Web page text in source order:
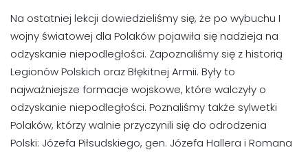
Na ostatniej lekcji dowiedzieliśmy się, że po wybuchu I
wojny światowej dla Polaków pojawiła się nadzieja na
odzyskanie niepodległości. Zapoznaliśmy się z historią
Legionów Polskich oraz Błękitnej Armii. Były to
najważniejsze formacje wojskowe, które walczyły o
odzyskanie niepodległości. Poznaliśmy także sylwetki
Polaków, którzy walnie przyczynili się do odrodzenia
Polski: Józefa Piłsudskiego, gen. Józefa Hallera i Romana